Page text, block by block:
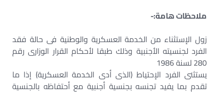
ملاحظات هامة:-
زول الإستثناء من الخدمة العسكرية والوطنية فى حالة فقد
الفرد لجنسيته الأجنبية وذلك طبقا لأحكام القرار الوزارى رقم
280 لسنة 1986
يستثنى الفرد الإحتياط (الذى أدى الخدمة العسكرية) إذا ما
تقدم بما يفيد تجنسه بجنسية أجنبية مع أحتفاظه بالجنسية